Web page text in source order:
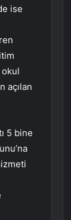
ise
okul
açılan
5 bine